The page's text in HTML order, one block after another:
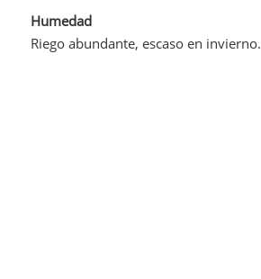
Humedad
Riego abundante, escaso en invierno.